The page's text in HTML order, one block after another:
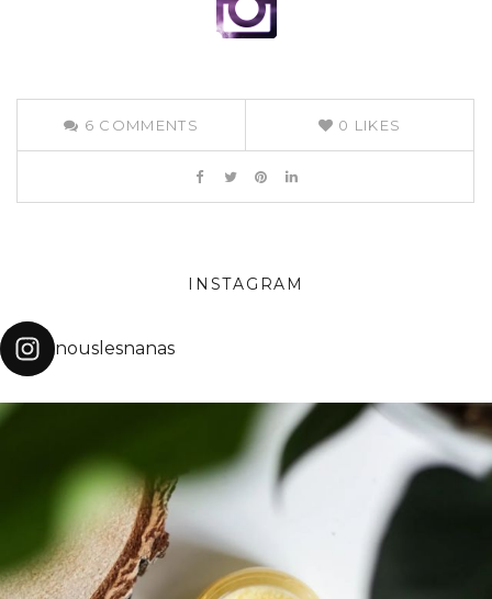
6 COMMENTS 0 LIKES
INSTAGRAM
nouslesnanas